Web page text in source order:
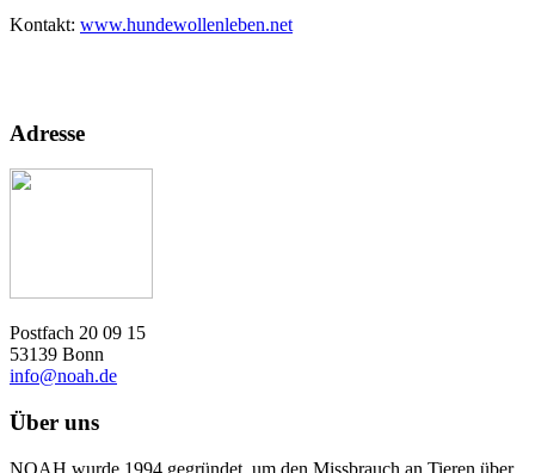
Kontakt: www.hundewollenleben.net
Adresse
Postfach 20 09 15
53139 Bonn
info@noah.de
Über uns
NOAH wurde 1994 gegründet, um den Missbrauch an Tieren über